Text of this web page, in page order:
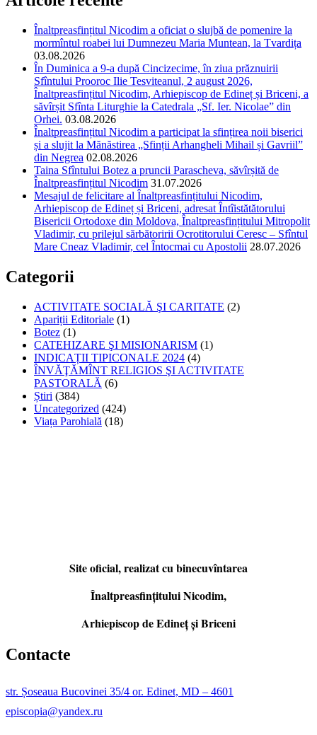
Înaltpreasfințitul Nicodim a oficiat o slujbă de pomenire la
mormîntul roabei lui Dumnezeu Maria Muntean, la Tvardița
03.08.2026
În Duminica a 9-a după Cincizecime, în ziua prăznuirii
Sfîntului Prooroc Ilie Tesviteanul, 2 august 2026,
Înaltpreasfințitul Nicodim, Arhiepiscop de Edineț și Briceni, a
săvîrșit Sfînta Liturghie la Catedrala „Sf. Ier. Nicolae” din
Orhei. 03.08.2026
Înaltpreasfințitul Nicodim a participat la sfințirea noii biserici
și a slujit la Mănăstirea „Sfinții Arhangheli Mihail și Gavriil”
din Negrea 02.08.2026
Taina Sfîntului Botez a pruncii Parascheva, săvîrșită de
Înaltpreasfințitul Nicodim 31.07.2026
Mesajul de felicitare al Înaltpreasfințitului Nicodim,
Arhiepiscop de Edineț și Briceni, adresat Întîistătătorului
Bisericii Ortodoxe din Moldova, Înaltpreasfințitului Mitropolit
Vladimir, cu prilejul sărbătoririi Ocrotitorului Ceresc – Sfîntul
Mare Cneaz Vladimir, cel Întocmai cu Apostolii 28.07.2026
Categorii
ACTIVITATE SOCIALĂ ŞI CARITATE (2)
Apariții Editoriale (1)
Botez (1)
CATEHIZARE ŞI MISIONARISM (1)
INDICAȚII TIPICONALE 2024 (4)
ÎNVĂŢĂMÎNT RELIGIOS ŞI ACTIVITATE
PASTORALĂ (6)
Știri (384)
Uncategorized (424)
Viața Parohială (18)
Site oficial, realizat cu binecuvîntarea
Înaltpreasfințitului Nicodim,
Arhiepiscop de Edineţ şi Briceni
Contacte
str. Șoseaua Bucovinei 35/4 or. Edinet, MD – 4601
episcopia@yandex.ru